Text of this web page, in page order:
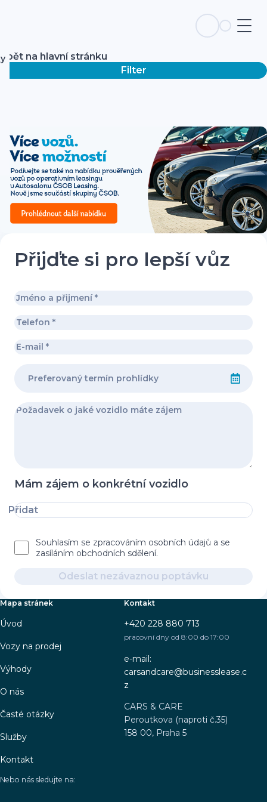
Zpět na hlavní stránku
Filter
Přijďte si pro lepší vůz
Mám zájem o konkrétní vozidlo
Přidat
Souhlasím se zpracováním osobních údajů a se
zasíláním obchodních sdělení.
Odeslat nezávaznou poptávku
Mapa stránek
Úvod
Vozy na prodej
Výhody
O nás
Časté otázky
Služby
Kontakt
Kontakt
+420 228 880 713
pracovní dny od 8:00 do 17:00
e-mail:
carsandcare@businesslease.c
z
CARS & CARE
Peroutkova (naproti č.35)
158 00, Praha 5
Nebo nás sledujte na: